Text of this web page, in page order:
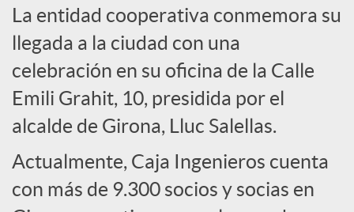
e
s
S
o
La entidad cooperativa conmemora su
llegada a la ciudad con una
celebración en su oficina de la Calle
Emili Grahit, 10, presidida por el
alcalde de Girona, Lluc Salellas.
Actualmente, Caja Ingenieros cuenta
con más de 9.300 socios y socias en